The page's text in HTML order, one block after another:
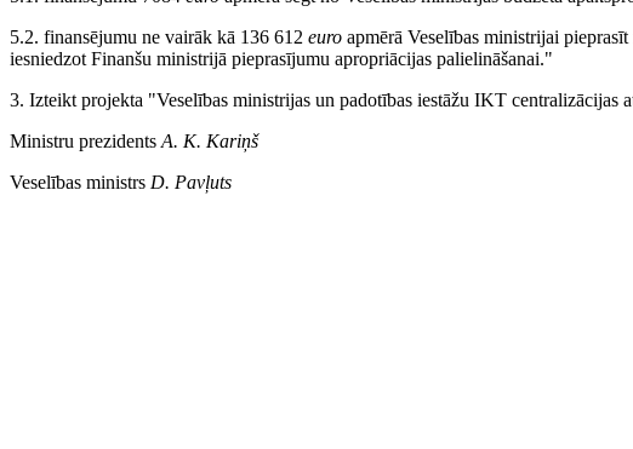
5.2. finansējumu ne vairāk kā 136 612 euro apmērā Veselības ministrijai
iesniedzot Finanšu ministrijā pieprasījumu apropriācijas palielināšanai."
3. Izteikt projekta "Veselības ministrijas un padotības iestāžu IKT centralizācijas
Ministru prezidentsA. K. Kariņš
Veselības ministrs D. Pavļuts